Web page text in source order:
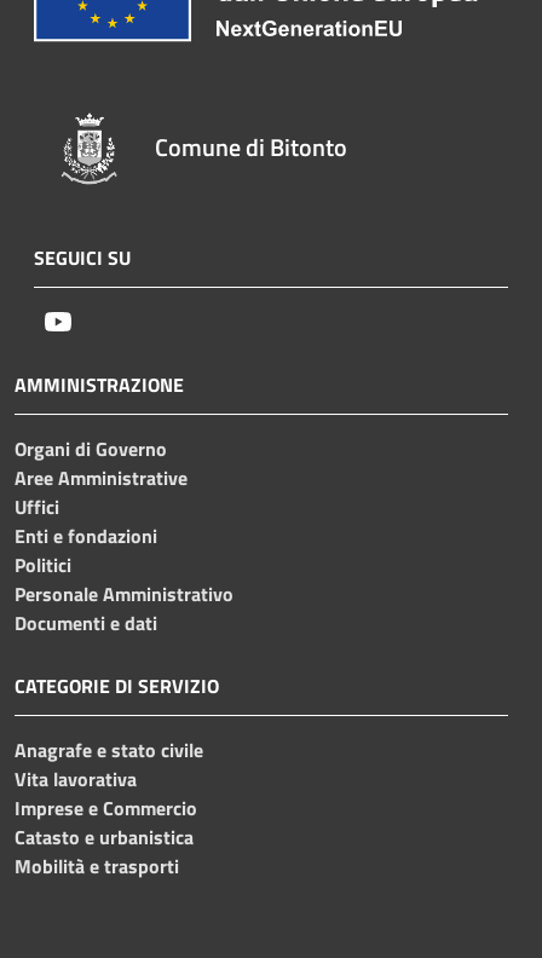
Comune di Bitonto
SEGUICI SU
AMMINISTRAZIONE
Organi di Governo
Aree Amministrative
Uffici
Enti e fondazioni
Politici
Personale Amministrativo
Documenti e dati
CATEGORIE DI SERVIZIO
Anagrafe e stato civile
Vita lavorativa
Imprese e Commercio
Catasto e urbanistica
Mobilità e trasporti